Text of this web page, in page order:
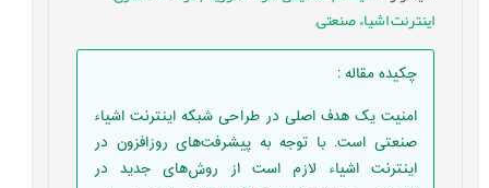
اینترنت اشیاء صنعتی,
چکیده مقاله:
امنیت یک هدف اصلی در طراحی شبکه اینترنت اشیاء
صنعتی است. با توجه به پیشرفت‌های روز‌افزون در
اینترنت اشیاء لازم است از ‏روش‌های جدید در